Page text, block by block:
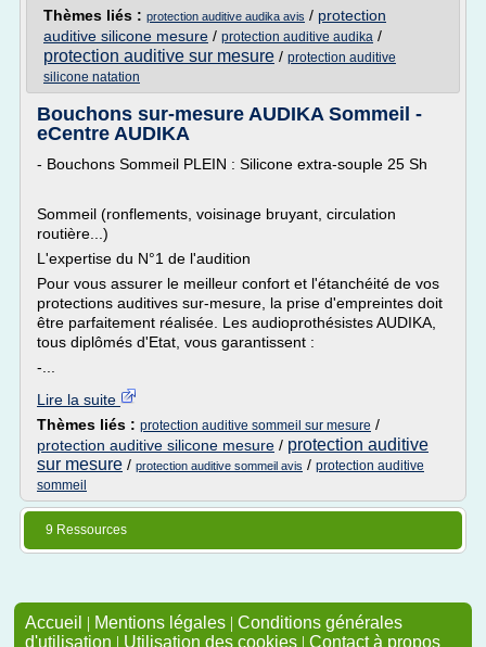
Thèmes liés : protection auditive audika avis / protection
auditive silicone mesure / protection auditive audika /
protection auditive sur mesure / protection auditive
silicone natation
Bouchons sur-mesure AUDIKA Sommeil -
eCentre AUDIKA
- Bouchons Sommeil PLEIN : Silicone extra-souple 25 Sh
Sommeil (ronflements, voisinage bruyant, circulation
routière...)
L'expertise du N°1 de l'audition
Pour vous assurer le meilleur confort et l'étanchéité de vos
protections auditives sur-mesure, la prise d'empreintes doit
être parfaitement réalisée. Les audioprothésistes AUDIKA,
tous diplômés d'Etat, vous garantissent :
-...
Lire la suite
Thèmes liés : protection auditive sommeil sur mesure /
protection auditive silicone mesure / protection auditive
sur mesure / protection auditive sommeil avis / protection auditive
sommeil
9 Ressources
Accueil | Mentions légales | Conditions générales
d'utilisation | Utilisation des cookies | Contact à propos